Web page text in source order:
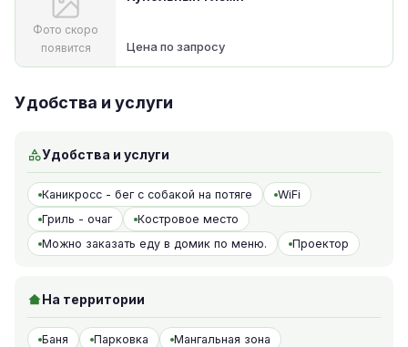
Фото скоро
появится
Цена по запросу
Удобства и услуги
Удобства и услуги
Каникросс - бег с собакой на потяге
WiFi
Гриль - очаг
Костровое место
Можно заказать еду в домик по меню.
Проектор
На территории
Баня Парковка
Мангальная зона